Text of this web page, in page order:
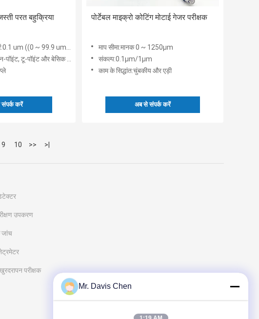
परत बहुक्रिया
((100 ~ 10000 um),0.1g/m2 ((मॉडल TG-6105P)
टू-पॉइंट और बेसिक कैलिब्रेशन
करें
पोर्टेबल माइक्रो कोटिंग मोटाई गेजर परीक्षक
माप सीमा:मानक 0 ~ 1250μm
संकल्प:0.1μm/1μm
काम के सिद्धांत:चुंबकीय और एड़ी
अब से संपर्क करें
9 10 >> >|
उपकरण
जांच
परीक्षक
Mr. Davis Chen